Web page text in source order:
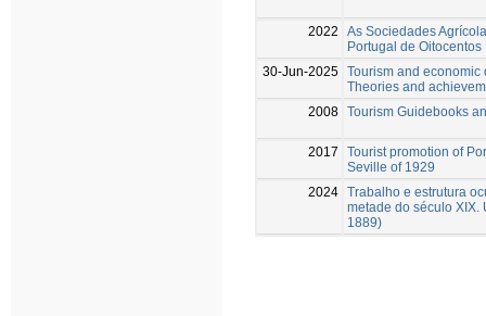
2022
As Sociedades
Portugal de Oitocentos
30-Jun-2025 Tourism and economic
Theories and
2008 Tourism Guidebooks
2017
Tourist promotion of
Seville of 1929
2024 Trabalho e estrutura
metade do século
1889)